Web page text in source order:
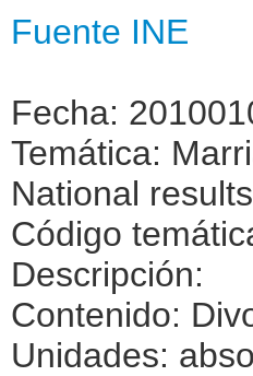
Fuente INE
Fecha:
Temática:
National results
Código
Descripción:
Contenido:
Unidades: